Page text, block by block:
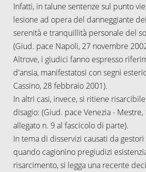
Infatti, in talune sentenze sul punto
lesione ad opera del danneggiante
serenità e tranquillità personale del
(Giud. pace Napoli, 27 novembre
Altrove, i giudici fanno espresso
d'ansia, manifestatosi con segni
Cassino, 28 febbraio 2001).
In altri casi, invece, si ritiene
disagio: (Giud. pace Venezia -
allegato n. 9 al fascicolo di parte).
In tema di disservizi causati da
quando cagionino pregiudizi
risarcimento, si legga una recente